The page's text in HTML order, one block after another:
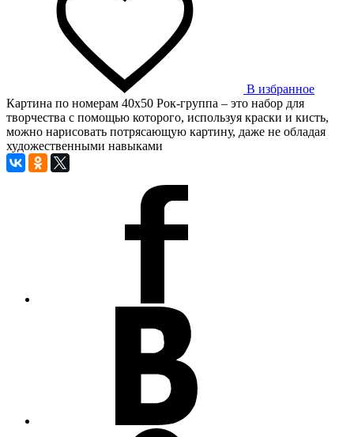
В избранное
Картина по номерам 40х50 Рок-группа – это набор для
творчества с помощью которого, используя краски и кисть,
можно нарисовать потрясающую картину, даже не обладая
художественными навыками